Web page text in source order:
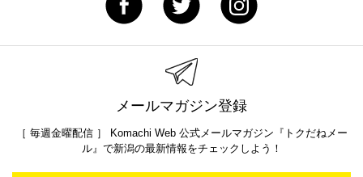
メールマガジン登録
［ 毎週金曜配信 ］ Komachi Web 公式メールマガジン『トクだねメー
ル』で新潟の最新情報をチェックしよう！